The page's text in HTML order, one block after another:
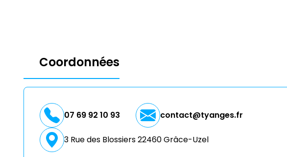
Coordonnées
07 69 92 10 93 contact@tyanges.fr
3 Rue des Blossiers 22460 Grâce-Uzel